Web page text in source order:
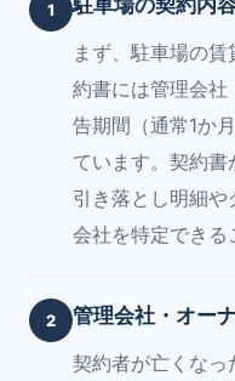
1
まず、駐車場の
約書には管理会社
告期間（通常1か
ています。契約
引き落とし明細
会社を特定できる
2 管理会社・オー
契約者が亡くなっ